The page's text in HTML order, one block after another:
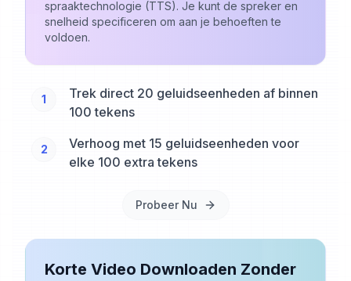
spraaktechnologie (TTS). Je kunt de spreker en
snelheid specificeren om aan je behoeften te
voldoen.
1
Trek direct 20 geluidseenheden af binnen
100 tekens
2
Verhoog met 15 geluidseenheden voor
elke 100 extra tekens
Probeer Nu
Korte Video Downloaden Zonder